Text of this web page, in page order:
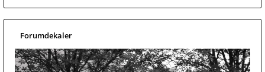
Forumdekaler